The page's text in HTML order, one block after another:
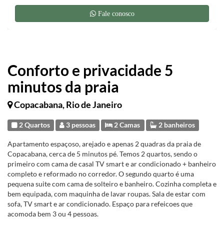
Conforto e privacidade 5
minutos da praia
Copacabana, Rio de Janeiro
2 Quartos 3 pessoas 2 Camas 2 banheiros
Apartamento espaçoso, arejado e apenas 2 quadras da praia de
Copacabana, cerca de 5 minutos pé. Temos 2 quartos, sendo o
primeiro com cama de casal TV smart e ar condicionado + banheiro
completo e reformado no corredor. O segundo quarto é uma
pequena suite com cama de solteiro e banheiro. Cozinha completa e
bem equipada, com maquinha de lavar roupas. Sala de estar com
sofa, TV smart e ar condicionado. Espaço para refeicoes que
acomoda bem 3 ou 4 pessoas.
Fale conosco